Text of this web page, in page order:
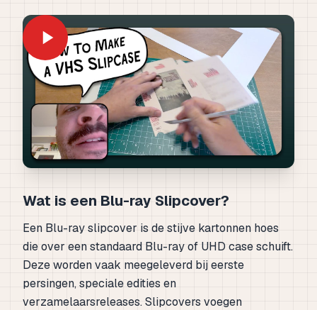
Wat is een Blu-ray Slipcover?
Een Blu-ray slipcover is de stijve kartonnen hoes
die over een standaard Blu-ray of UHD case schuift.
Deze worden vaak meegeleverd bij eerste
persingen, speciale edities en
verzamelaarsreleases. Slipcovers voegen